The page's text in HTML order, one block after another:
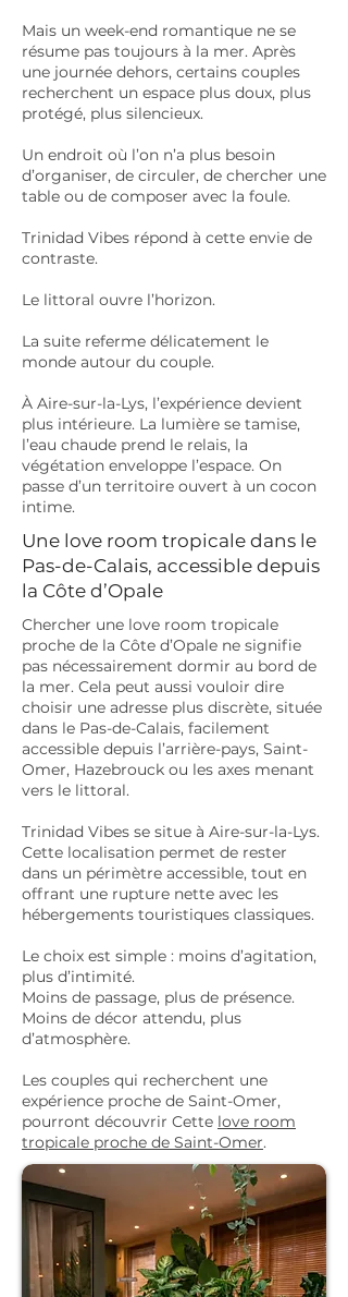
Mais un week-end romantique ne se
résume pas toujours à la mer. Après
une journée dehors, certains couples
recherchent un espace plus doux, plus
protégé, plus silencieux.
Un endroit où l’on n’a plus besoin
d’organiser, de circuler, de chercher une
table ou de composer avec la foule.
Trinidad Vibes répond à cette envie de
contraste.
Le littoral ouvre l’horizon.
La suite referme délicatement le
monde autour du couple.
À Aire-sur-la-Lys, l’expérience devient
plus intérieure. La lumière se tamise,
l’eau chaude prend le relais, la
végétation enveloppe l’espace. On
passe d’un territoire ouvert à un cocon
intime.
Une love room tropicale dans le
Pas-de-Calais, accessible depuis
la Côte d’Opale
Chercher une love room tropicale
proche de la Côte d’Opale ne signifie
pas nécessairement dormir au bord de
la mer. Cela peut aussi vouloir dire
choisir une adresse plus discrète, située
dans le Pas-de-Calais, facilement
accessible depuis l’arrière-pays, Saint-
Omer, Hazebrouck ou les axes menant
vers le littoral.
Trinidad Vibes se situe à Aire-sur-la-Lys.
Cette localisation permet de rester
dans un périmètre accessible, tout en
offrant une rupture nette avec les
hébergements touristiques classiques.
Le choix est simple : moins d’agitation,
plus d’intimité.
Moins de passage, plus de présence.
Moins de décor attendu, plus
d’atmosphère.
Les couples qui recherchent une
expérience proche de Saint-Omer,
pourront découvrir Cette love room
tropicale proche de Saint-Omer.